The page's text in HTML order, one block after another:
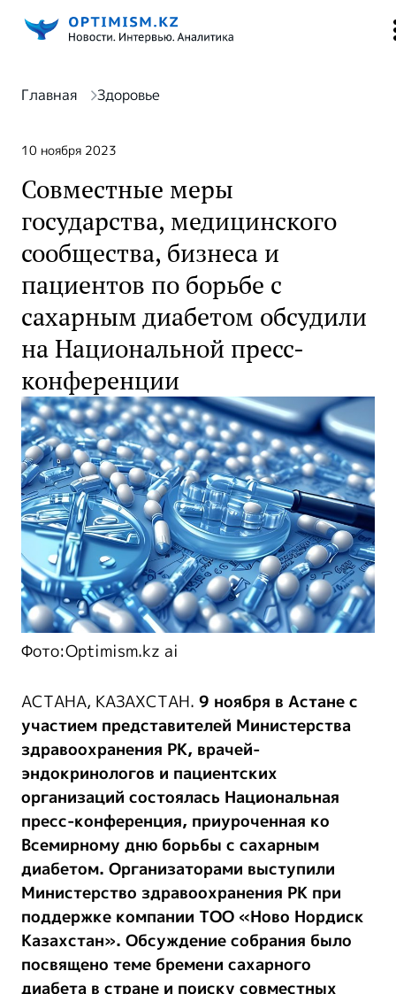
Главная Здоровье
10 ноября 2023
Совместные меры
государства, медицинского
сообщества, бизнеса и
пациентов по борьбе с
сахарным диабетом обсудили
на Национальной пресс-
конференции
Фото:Optimism.kz ai
АСТАНА, КАЗАХСТАН. 9 ноября в Астане с
участием представителей Министерства
здравоохранения РК, врачей-
эндокринологов и пациентских
организаций состоялась Национальная
пресс-конференция, приуроченная ко
Всемирному дню борьбы с сахарным
диабетом. Организаторами выступили
Министерство здравоохранения РК при
поддержке компании ТОО «Ново Нордиск
Казахстан». Обсуждение собрания было
посвящено теме бремени сахарного
диабета в стране и поиску совместных